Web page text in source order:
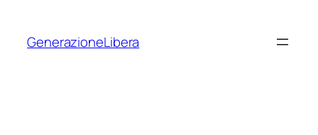
contenuto
GenerazioneLibera